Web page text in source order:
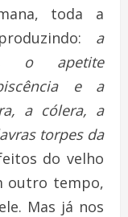
toda a
a
o apetite
e a
a cólera, a
torpes da
do velho
outro tempo,
Mas já nos